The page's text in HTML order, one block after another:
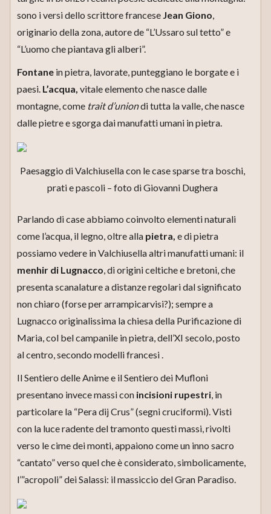
sono i versi dello scrittore francese Jean Giono,
originario della zona, autore de “L’Ussaro sul tetto” e
“L’uomo che piantava gli alberi”.
Fontane in pietra, lavorate, punteggiano le borgate e i
paesi. L’acqua, vitale elemento che nasce dalle
montagne, come trait d’uniondi tutta la valle, che nasce
dalle pietre e sgorga dai manufatti umani in pietra.
Paesaggio di Valchiusella con le case sparse tra boschi,
prati e pascoli – foto di Giovanni Dughera
Parlando di case abbiamo coinvolto elementi naturali
come l’acqua, il legno, oltre alla pietra, e di pietra
possiamo vedere in Valchiusella altri manufatti umani: il
menhir di Lugnacco, di origini celtiche e bretoni, che
presenta scanalature a distanze regolari dal significato
non chiaro (forse per arrampicarvisi?); sempre a
Lugnacco originalissima la chiesa della Purificazione di
Maria, col bel campanile in pietra, dell’XI secolo, posto
al centro, secondo modelli francesi .
Il Sentiero delle Anime e il Sentiero dei Mufloni
presentano invece massi con incisioni rupestri, in
particolare la “Pera dij Crus” (segni cruciformi). Visti
con la luce radente del tramonto questi massi, rivolti
verso le cime dei monti, appaiono come un inno sacro
“cantato” verso quel che è considerato, simbolicamente,
l’”acropoli” dei Salassi: il massiccio del Gran Paradiso.